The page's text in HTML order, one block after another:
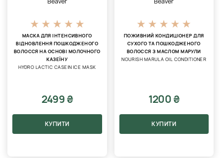
МАСКА ДЛЯ ІНТЕНСИВНОГО
ВІДНОВЛЕННЯ ПОШКОДЖЕНОГО
ВОЛОССЯ НА ОСНОВІ МОЛОЧНОГО
КАЗЕЇНУ
HYDRO LACTIC CASEIN ICE MASK
2499 ₴
КУПИТИ
ПОЖИВНИЙ КОНДИЦІОНЕР ДЛЯ
СУХОГО ТА ПОШКОДЖЕНОГО
ВОЛОССЯ З МАСЛОМ МАРУЛИ
NOURISH MARULA OIL CONDITIONER
1200 ₴
КУПИТИ